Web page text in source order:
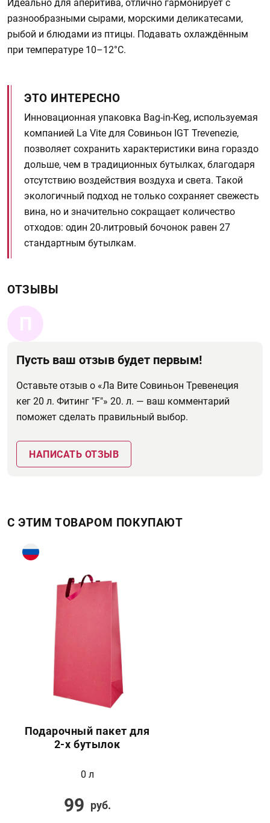
Идеально для аперитива, отлично гармонирует с
разнообразными сырами, морскими деликатесами,
рыбой и блюдами из птицы. Подавать охлаждённым
при температуре 10–12°C.
ЭТО ИНТЕРЕСНО
Инновационная упаковка Bag-in-Keg, используемая
компанией La Vite для Совиньон IGT Trevenezie,
позволяет сохранить характеристики вина гораздо
дольше, чем в традиционных бутылках, благодаря
отсутствию воздействия воздуха и света. Такой
экологичный подход не только сохраняет свежесть
вина, но и значительно сокращает количество
отходов: один 20-литровый бочонок равен 27
стандартным бутылкам.
ОТЗЫВЫ
П
Пусть ваш отзыв будет первым!
Оставьте отзыв о «Ла Вите Совиньон Тревенеция
кег 20 л. Фитинг "F"» 20. л. — ваш комментарий
поможет сделать правильный выбор.
НАПИСАТЬ ОТЗЫВ
С ЭТИМ ТОВАРОМ ПОКУПАЮТ
Подарочный пакет для
2-х бутылок
0 л
99 руб.